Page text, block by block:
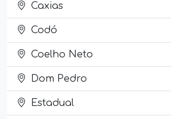
Caxias
Codó
Coelho Neto
Dom Pedro
Estadual